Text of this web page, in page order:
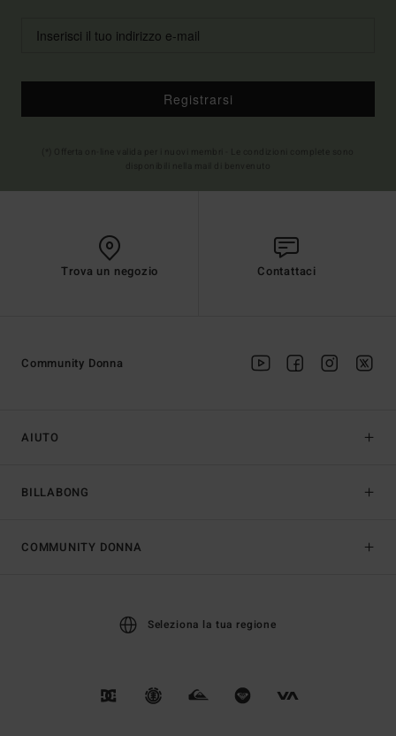
Registrarsi
Trova un negozio Contattaci
AIUTO
BILLABONG
Community Donna
COMMUNITY DONNA
Seleziona la tua regione